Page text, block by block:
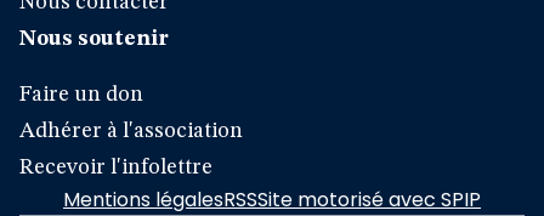
Nous soutenir
Faire un don
Adhérer à l'association
Recevoir l'infolettre
Mentions légalesRSSSite motorisé avec SPIP